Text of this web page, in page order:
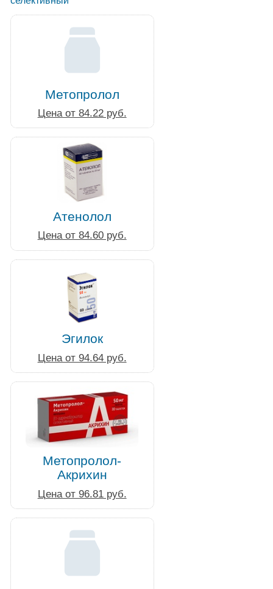
Метопролол
Цена от 84.22 руб.
Атенолол
Цена от 84.60 руб.
Эгилок
Цена от 94.64 руб.
Метопролол-
Акрихин
Цена от 96.81 руб.